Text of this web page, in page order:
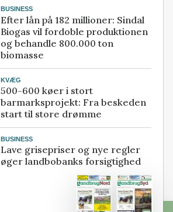
BUSINESS
Efter lån på 182 millioner: Sindal
Biogas vil fordoble produktionen
og behandle 800.000 ton
biomasse
KVÆG
500-600 køer i stort
barmarksprojekt: Fra beskeden
start til store drømme
BUSINESS
Lave grisepriser og nye regler
øger landbobanks forsigtighed